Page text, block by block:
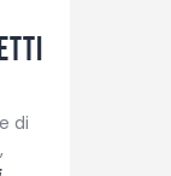
di